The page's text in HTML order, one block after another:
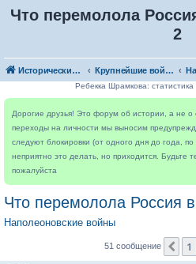
Что перемолола
2
Исторический форум Крупнейшие войны
Ребекка Шрамкова: статистика
Дорогие друзья! Это форум об истории, а не
переходы на личности мы выносим
следуют блокировки (от одного дня до года,
неприятно это делать, но приходится. Будьте
пожалуйста
Что перемолола Россия
Наполеоновские войны
51 сообщение 1